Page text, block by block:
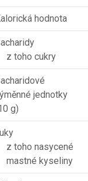
hodnota
z toho cukry
jednotky
g)
z toho nasycené
mastné kyseliny